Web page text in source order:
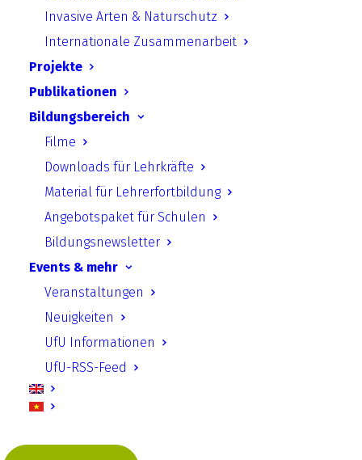
Invasive Arten & Naturschutz
Internationale Zusammenarbeit
Projekte
Publikationen
Bildungsbereich
Filme
Downloads für Lehrkräfte
Material für Lehrerfortbildung
Angebotspaket für Schulen
Bildungsnewsletter
Events & mehr
Veranstaltungen
Neuigkeiten
UfU Informationen
UfU-RSS-Feed
KlimaVisionen - Wege zur
klimaneutralen Schule in Berlin
Visions 2045 – Schulen als
Impulsgeber für Klimaneutralität in
Städten
kliQ 2.0: Klimaschutzprojekte an
Schulen in Steglitz-Zehlendorf
Innovationslab klimaneutrales Berlin
Elefsina